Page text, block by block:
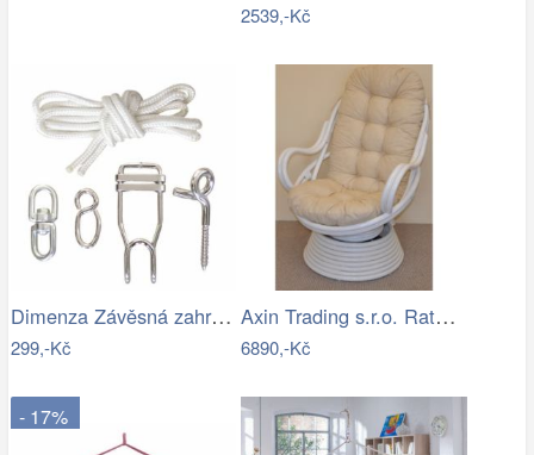
2539,-Kč
Dimenza Závěsná zahradní souprava na…
299,-Kč
Axin Trading s.r.o. Ratanové houpací…
6890,-Kč
- 17%